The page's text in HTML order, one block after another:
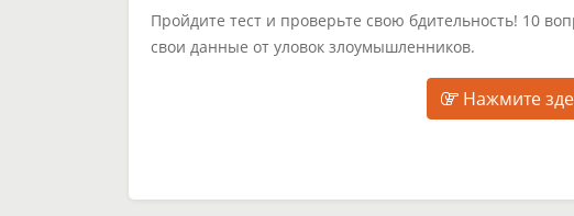
Пройдите тест и проверьте свою бдительность! 10
свои данные от уловок злоумышленников.
Нажмите